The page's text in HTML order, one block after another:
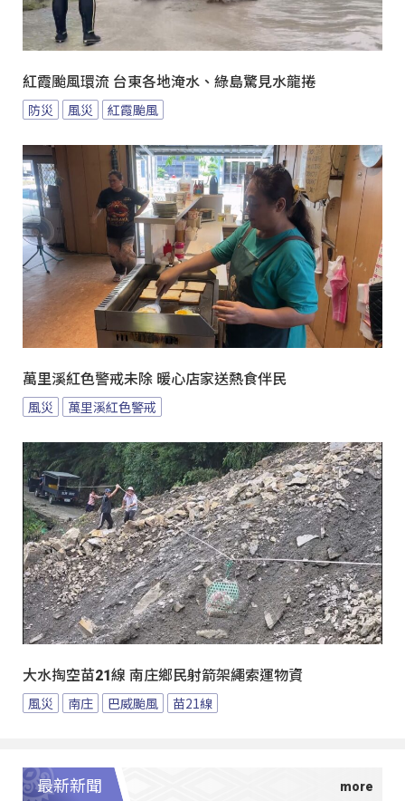
紅霞颱風環流 台東各地淹水、綠島驚見水龍捲
防災 風災 紅霞颱風
萬里溪紅色警戒未除 暖心店家送熱食伴民
風災 萬里溪紅色警戒
大水掏空苗21線 南庄鄉民射箭架繩索運物資
風災 南庄 巴威颱風 苗21線
最新新聞